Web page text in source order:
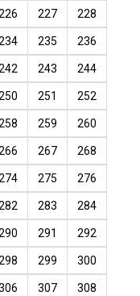
227 228
235 236
243 244
251 252
259 260
267 268
275 276
283 284
291 292
299 300
307 308